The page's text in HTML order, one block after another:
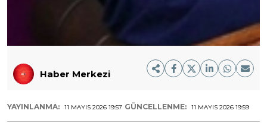
Haber Merkezi
YAYINLANMA: 11 MAYIS 2026 19:57 GÜNCELLENME: 11 MAYIS 2026 19:59